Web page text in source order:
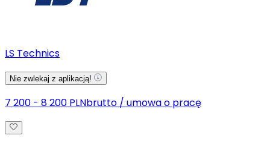
LS Technics
Nie zwlekaj z aplikacją!
7 200 - 8 200 PLNbrutto / umowa o pracę